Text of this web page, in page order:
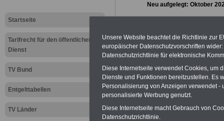
Startseite
Tarifrecht für den öffentlichen
Dienst
TV Bund
Entgelttabellen
TV Länder
Neu aufgelegt: Oktober
Unsere Website beachtet die Richtlinie zur
europäischer Datenschutzvorschriften
Datenschutzrichtlinie für elektronische
Diese Internetseite verwendet Cookies, um
Dienste und Funktionen bereitzustellen. Es
Personalisierung von Anzeigen verwendet
personalisierte Werbung genutzt.
Diese Internetseite macht Gebrauch von
Datenschutzrichtlinie.